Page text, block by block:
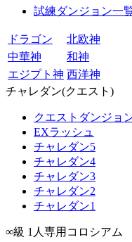
試練ダンジョン一
ドラゴン
北欧神
中華神
和神
エジプト神 西洋神
チャレダン(クエスト)
クエストダンジョ
EXラッシュ
チャレダン5
チャレダン4
チャレダン3
チャレダン2
チャレダン1
∞級 1人専用コロシアム